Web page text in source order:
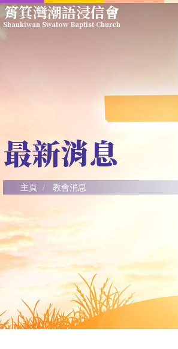
Skip
to筲箕灣潮語浸信會
Shaukiwan Swatow Baptist Church
最新消息
主頁 教會消息